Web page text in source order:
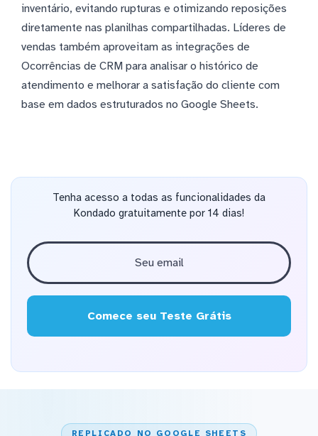
inventário, evitando rupturas e otimizando reposições
diretamente nas planilhas compartilhadas. Líderes de
vendas também aproveitam as integrações de
Ocorrências de CRM para analisar o histórico de
atendimento e melhorar a satisfação do cliente com
base em dados estruturados no Google Sheets.
Tenha acesso a todas as funcionalidades da
Kondado gratuitamente por 14 dias!
Comece seu Teste Grátis
REPLICADO NO GOOGLE SHEETS